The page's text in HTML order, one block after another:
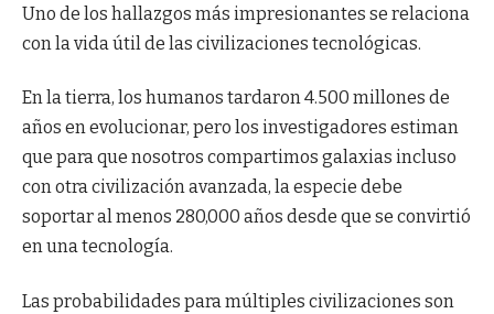
Uno de los hallazgos más impresionantes se relaciona
con la vida útil de las civilizaciones tecnológicas.
En la tierra, los humanos tardaron 4.500 millones de
años en evolucionar, pero los investigadores estiman
que para que nosotros compartimos galaxias incluso
con otra civilización avanzada, la especie debe
soportar al menos 280,000 años desde que se convirtió
en una tecnología.
Las probabilidades para múltiples civilizaciones son